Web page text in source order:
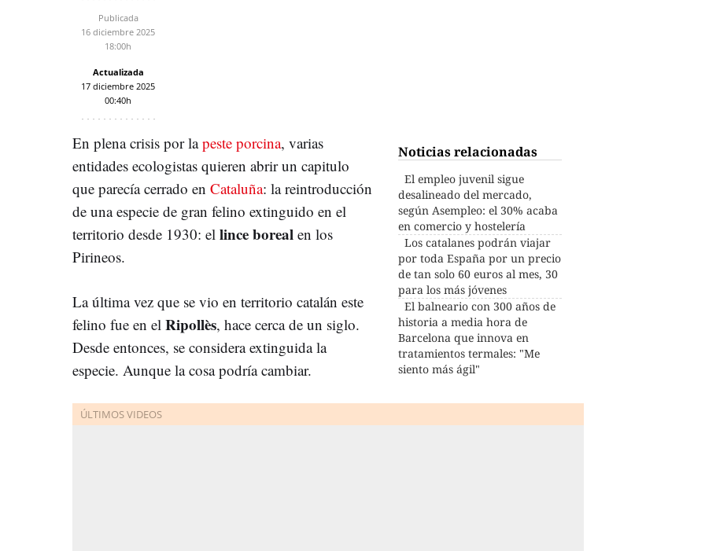
Publicada
16 diciembre 2025
18:00h
Actualizada
17 diciembre 2025
00:40h
Noticias relacionadas
El empleo juvenil sigue
desalineado del mercado,
según Asempleo: el 30% acaba
en comercio y hostelería
Los catalanes podrán viajar
por toda España por un precio
de tan solo 60 euros al mes, 30
para los más jóvenes
El balneario con 300 años de
historia a media hora de
Barcelona que innova en
tratamientos termales: "Me
siento más ágil"
En plena crisis por lapeste porcina, varias
entidades ecologistas quieren abrir un capitulo
que parecía cerrado en Cataluña: la reintroducción
de una especie de gran felino extinguido en el
territorio desde 1930: el lince boreal en los
Pirineos.
La última vez que se vio en territorio catalán este
felino fue en el Ripollès, hace cerca de un siglo.
Desde entonces, se considera extinguida la
especie. Aunque la cosa podría cambiar.